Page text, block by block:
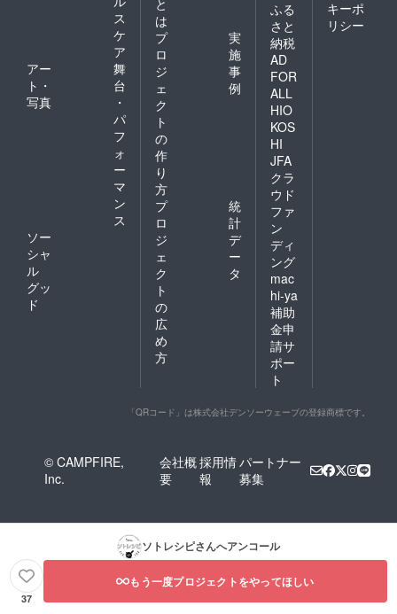
（イベ
ス
ケ
ア
アー
ト・
写真
舞
台
・
パ
フ
ォ
ー
マ
ン
ス
ソー
シャ
ル
グッ
ド
は
プ
ロ
ジ
ェ
ク
ト
の
作
り
方
実
施
事
例
プ
ロ
ジ
ェ
ク
ト
の
広
め
方
統
計
デ
ー
タ
ふる
さと
納税
AD
FOR
ALL
HIO
KOS
HI
JFA
クラ
ウド
ファ
ン
ディ
ング
mac
hi-ya
補助
金申
請サ
ポー
ト
キーポ
リシー
「QRコード」は株式会社デンソーウェーブの登録商標です。
© CAMPFIRE,
Inc.
会社概
要
採用情
報
パートナー
募集
ソトレシピさんへアンコール
37
もう一度プロジェクトをやってほしい